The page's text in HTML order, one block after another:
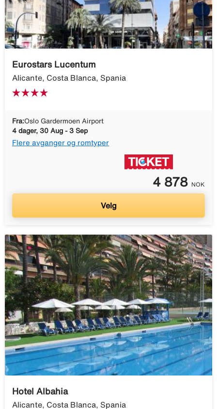
Eurostars Lucentum
Alicante, Costa Blanca, Spania
Fra:Oslo Gardermoen Airport
4 dager, 30 Aug - 3 Sep
Flere avganger og romtyper
4 878 NOK
Velg
Hotel Albahia
Alicante, Costa Blanca, Spania